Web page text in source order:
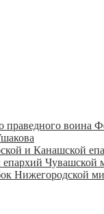
епархий Чувашской
Нижегородской